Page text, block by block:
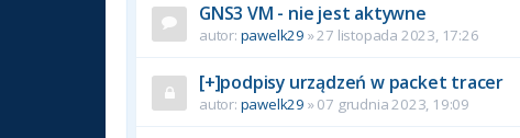
GNS3 VM - nie jest aktywne
autor: pawelk29 » 27 listopada 2023, 17:26
[+]podpisy urządzeń w packet tracer
autor: pawelk29 » 07 grudnia 2023, 19:09